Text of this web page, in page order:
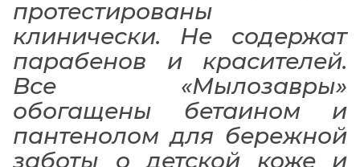
протестированы
клинически. Не содержат
парабенов и красителей.
Все «Мылозавры»
обогащены бетаином и
пантенолом для бережной
заботы о детской коже и